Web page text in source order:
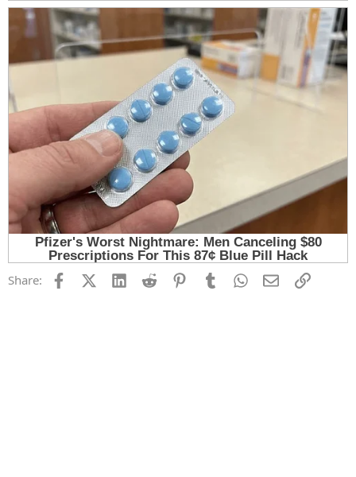
Share: FacebookX (Twitter)
LinkedInReddit PinterestTumblrWhatsApp
EmailLink